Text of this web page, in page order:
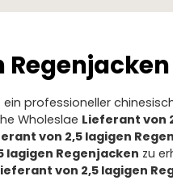
Regenjacken
ein professioneller
Wholeslae Lieferant von
von 2,5 lagigen
lagigen Regenjacken zu
von 2,5 lagigen